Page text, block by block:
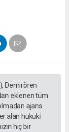
Demirören
eklenen tüm
ajans
alan hukuki
hiç bir